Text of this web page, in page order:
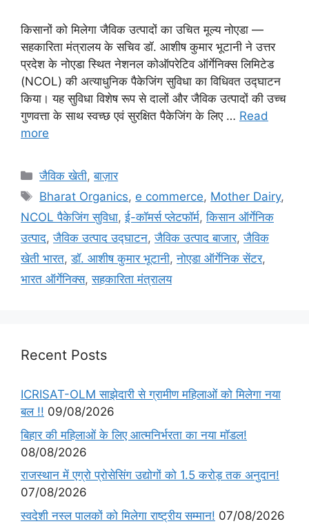
किसानों को मिलेगा जैविक उत्पादों का उचित मूल्य नोएडा —
सहकारिता मंत्रालय के सचिव डॉ. आशीष कुमार भूटानी ने उत्तर
प्रदेश के नोएडा स्थित नेशनल कोऑपरेटिव ऑर्गेनिक्स लिमिटेड
(NCOL) की अत्याधुनिक पैकेजिंग सुविधा का विधिवत उद्घाटन
किया। यह सुविधा विशेष रूप से दालों और जैविक उत्पादों की उच्च
गुणवत्ता के साथ स्वच्छ एवं सुरक्षित पैकेजिंग के लिए … Read
more
जैविक खेती,बाज़ार
Bharat Organics, e commerce, Mother Dairy,
NCOL पैकेजिंग सुविधा,ई-कॉमर्स प्लेटफॉर्म,किसान ऑर्गेनिक
उत्पाद,जैविक उत्पाद उद्घाटन,जैविक उत्पाद बाजार,जैविक
खेती भारत,डॉ. आशीष कुमार भूटानी,नोएडा ऑर्गेनिक सेंटर,
भारत ऑर्गेनिक्स,सहकारिता मंत्रालय
Recent Posts
ICRISAT-OLM साझेदारी से ग्रामीण महिलाओं को मिलेगा नया
बल !! 09/08/2026
बिहार की महिलाओं के लिए आत्मनिर्भरता का नया मॉडल!
08/08/2026
राजस्थान में एग्रो प्रोसेसिंग उद्योगों को 1.5 करोड़ तक अनुदान!
07/08/2026
स्वदेशी नस्ल पालकों को मिलेगा राष्ट्रीय सम्मान! 07/08/2026